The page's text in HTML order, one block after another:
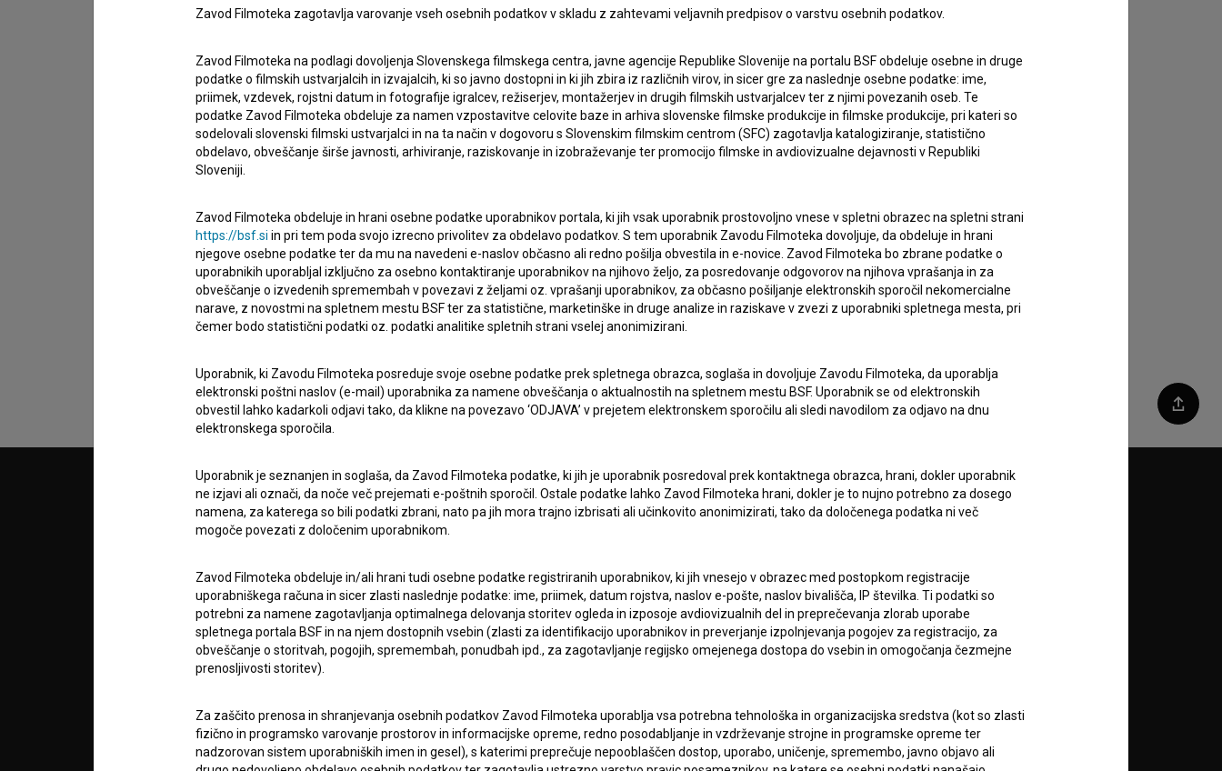
Sprejemamsplošne pogojein dajemsoglasje za zbiranje, hrambo in obdelavo osebnih
podatkov.
Deli
© 2018-2026, Filmoteka,
zavod za širjenje filmske kulture
info@filmoteka.si
Tehnična pomoč: podpora@bsf.si
Mednarodna številka ISSN 2670-787X
PARTNERJI
O PROJEKTU
KONTAKT
PRIJAVITE SE NA BSF NOVIČNIK:
Sprejemamsplošne pogojein dajemsoglasjeza
zbiranje, hrambo in obdelavo osebnih podatkov.
Sledite nam na:
Zavod Filmoteka zagotavlja varovanje vseh osebnih podatkov v skladu z zahtevami veljavnih predpisov o varstvu osebnih podatkov.
Zavod Filmoteka na podlagi dovoljenja Slovenskega filmskega centra, javne agencije Republike Slovenije na portalu BSF obdeluje osebne in druge
podatke o filmskih ustvarjalcih in izvajalcih, ki so javno dostopni in ki jih zbira iz različnih virov, in sicer gre za naslednje osebne podatke: ime,
priimek, vzdevek, rojstni datum in fotografije igralcev, režiserjev, montažerjev in drugih filmskih ustvarjalcev ter z njimi povezanih oseb. Te
podatke Zavod Filmoteka obdeluje za namen vzpostavitve celovite baze in arhiva slovenske filmske produkcije in filmske produkcije, pri kateri so
sodelovali slovenski filmski ustvarjalci in na ta način v dogovoru s Slovenskim filmskim centrom (SFC) zagotavlja katalogiziranje, statistično
obdelavo, obveščanje širše javnosti, arhiviranje, raziskovanje in izobraževanje ter promocijo filmske in avdiovizualne dejavnosti v Republiki
Sloveniji.
Zavod Filmoteka obdeluje in hrani osebne podatke uporabnikov portala, ki jih vsak uporabnik prostovoljno vnese v spletni obrazec na spletni strani
https://bsf.si in pri tem poda svojo izrecno privolitev za obdelavo podatkov. S tem uporabnik Zavodu Filmoteka dovoljuje, da obdeluje in hrani
njegove osebne podatke ter da mu na navedeni e-naslov občasno ali redno pošilja obvestila in e-novice. Zavod Filmoteka bo zbrane podatke o
uporabnikih uporabljal izključno za osebno kontaktiranje uporabnikov na njihovo željo, za posredovanje odgovorov na njihova vprašanja in za
obveščanje o izvedenih spremembah v povezavi z željami oz. vprašanji uporabnikov, za občasno pošiljanje elektronskih sporočil nekomercialne
narave, z novostmi na spletnem mestu BSF ter za statistične, marketinške in druge analize in raziskave v zvezi z uporabniki spletnega mesta, pri
čemer bodo statistični podatki oz. podatki analitike spletnih strani vselej anonimizirani.
Uporabnik, ki Zavodu Filmoteka posreduje svoje osebne podatke prek spletnega obrazca, soglaša in dovoljuje Zavodu Filmoteka, da uporablja
elektronski poštni naslov (e-mail) uporabnika za namene obveščanja o aktualnostih na spletnem mestu BSF. Uporabnik se od elektronskih
obvestil lahko kadarkoli odjavi tako, da klikne na povezavo ‘ODJAVA’ v prejetem elektronskem sporočilu ali sledi navodilom za odjavo na dnu
elektronskega sporočila.
Uporabnik je seznanjen in soglaša, da Zavod Filmoteka podatke, ki jih je uporabnik posredoval prek kontaktnega obrazca, hrani, dokler uporabnik
ne izjavi ali označi, da noče več prejemati e-poštnih sporočil. Ostale podatke lahko Zavod Filmoteka hrani, dokler je to nujno potrebno za dosego
namena, za katerega so bili podatki zbrani, nato pa jih mora trajno izbrisati ali učinkovito anonimizirati, tako da določenega podatka ni več
mogoče povezati z določenim uporabnikom.
Zavod Filmoteka obdeluje in/ali hrani tudi osebne podatke registriranih uporabnikov, ki jih vnesejo v obrazec med postopkom registracije
uporabniškega računa in sicer zlasti naslednje podatke: ime, priimek, datum rojstva, naslov e-pošte, naslov bivališča, IP številka. Ti podatki so
potrebni za namene zagotavljanja optimalnega delovanja storitev ogleda in izposoje avdiovizualnih del in preprečevanja zlorab uporabe
spletnega portala BSF in na njem dostopnih vsebin (zlasti za identifikacijo uporabnikov in preverjanje izpolnjevanja pogojev za registracijo, za
obveščanje o storitvah, pogojih, spremembah, ponudbah ipd., za zagotavljanje regijsko omejenega dostopa do vsebin in omogočanja čezmejne
prenosljivosti storitev).
Za zaščito prenosa in shranjevanja osebnih podatkov Zavod Filmoteka uporablja vsa potrebna tehnološka in organizacijska sredstva (kot so zlasti
fizično in programsko varovanje prostorov in informacijske opreme, redno posodabljanje in vzdrževanje strojne in programske opreme ter
nadzorovan sistem uporabniških imen in gesel), s katerimi preprečuje nepooblaščen dostop, uporabo, uničenje, spremembo, javno objavo ali